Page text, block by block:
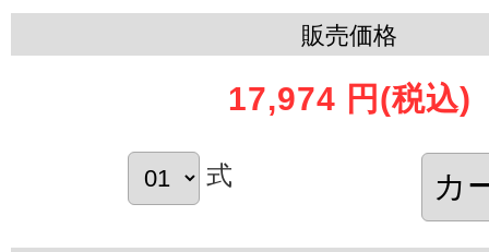
販売価格
17,974 円 (税込)
式